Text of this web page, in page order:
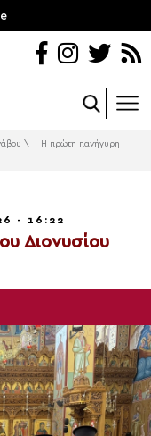
\
Η πρώτη πανήγυρη
- 16:22
Διονυσίου